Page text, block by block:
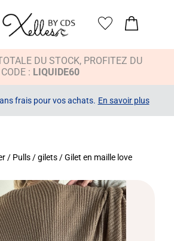
DU STOCK, PROFITEZ DU
CODE : LIQUIDE60
frais pour vos achats. En savoir plus
/ Pulls / gilets / Gilet en maille love